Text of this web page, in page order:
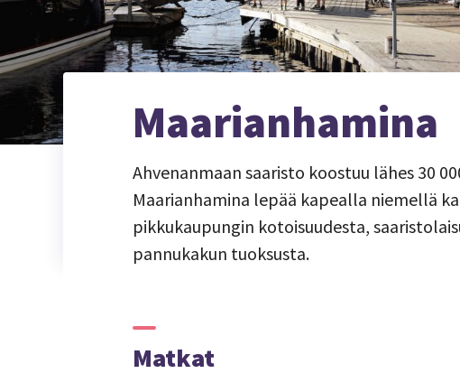
Maarianhamina
Ahvenanmaan saaristo koostuu lähes 30
Maarianhamina lepää kapealla niemellä
pikkukaupungin kotoisuudesta,
pannukakun tuoksusta.
Matkat